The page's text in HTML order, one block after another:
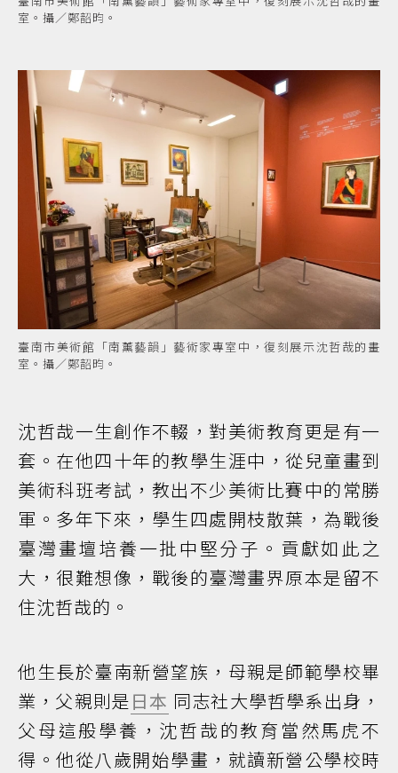
室。攝／鄭韶昀。
臺南市美術館「南薰藝韻」藝術家專室中，復刻展示沈哲哉的畫
室。攝／鄭韶昀。
沈哲哉一生創作不輟，對美術教育更是有一
套。在他四十年的教學生涯中，從兒童畫到
美術科班考試，教出不少美術比賽中的常勝
軍。多年下來，學生四處開枝散葉，為戰後
臺灣畫壇培養一批中堅分子。貢獻如此之
大，很難想像，戰後的臺灣畫界原本是留不
住沈哲哉的。
他生長於臺南新營望族，母親是師範學校畢
業，父親則是日本 同志社大學哲學系出身，
父母這般學養，沈哲哉的教育當然馬虎不
得。他從八歲開始學畫，就讀新營公學校時